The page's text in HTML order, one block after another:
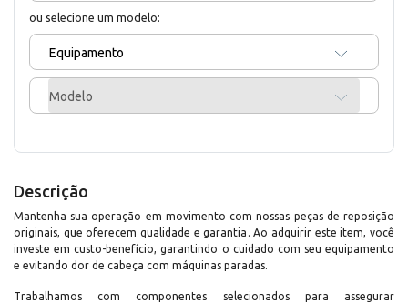
ou selecione um modelo:
Equipamento
Modelo
Descrição
Mantenha sua operação em movimento com nossas peças de reposição
originais, que oferecem qualidade e garantia. Ao adquirir este item, você
investe em custo-benefício, garantindo o cuidado com seu equipamento
e evitando dor de cabeça com máquinas paradas.
Trabalhamos com componentes selecionados para assegurar